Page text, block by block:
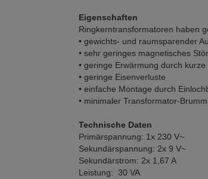
Eigenschaften
Ringkerntransformatoren haben
• gewichts- und raumsparender
• sehr geringes magnetisches
• geringe Erwärmung durch
• geringe Eisenverluste
• einfache Montage durch
• minimaler Transformator-Brumm
Technische Daten
Primärspannung: 1x 230 V~
Sekundärspannung: 2x 9 V~
Sekundärstrom: 2x 1,67 A
Leistung: 30 VA